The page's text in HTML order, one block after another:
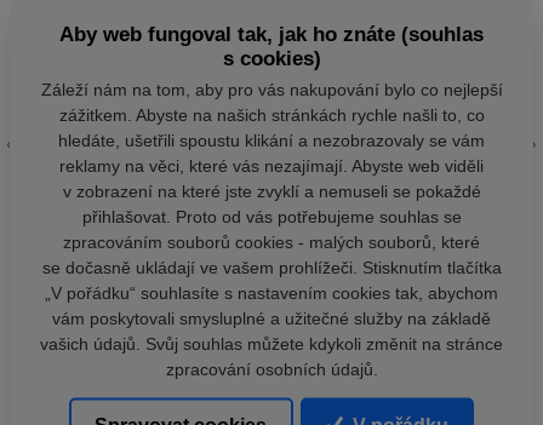
Aby web fungoval tak, jak ho znáte (souhlas
s cookies)
Záleží nám na tom, aby pro vás nakupování bylo co nejlepší
zážitkem. Abyste na našich stránkách rychle našli to, co
hledáte, ušetřili spoustu klikání a nezobrazovaly se vám
reklamy na věci, které vás nezajímají. Abyste web viděli
v zobrazení na které jste zvyklí a nemuseli se pokaždé
přihlašovat. Proto od vás potřebujeme souhlas se
zpracováním souborů cookies - malých souborů, které
se dočasně ukládají ve vašem prohlížeči. Stisknutím tlačítka
„V pořádku“ souhlasíte s nastavením cookies tak, abychom
vám poskytovali smysluplné a užitečné služby na základě
vašich údajů. Svůj souhlas můžete kdykoli změnit na stránce
zpracování osobních údajů.